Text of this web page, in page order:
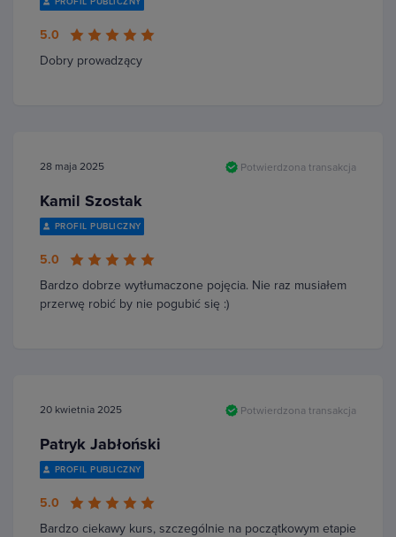
5.0
Dobry prowadzący
28 maja 2025 Potwierdzona transakcja
Kamil Szostak
PROFIL PUBLICZNY
5.0
Bardzo dobrze wytłumaczone pojęcia. Nie raz musiałem
przerwę robić by nie pogubić się :)
20 kwietnia 2025 Potwierdzona transakcja
Patryk Jabłoński
PROFIL PUBLICZNY
5.0
Bardzo ciekawy kurs, szczególnie na początkowym etapie